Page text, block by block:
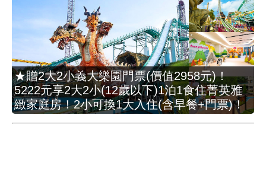
★贈2大2小義大樂園門票(價值2958元)！
5222元享2大2小(12歲以下)1泊1食住菁英雅
緻家庭房！2小可換1大入住(含早餐+門票)！